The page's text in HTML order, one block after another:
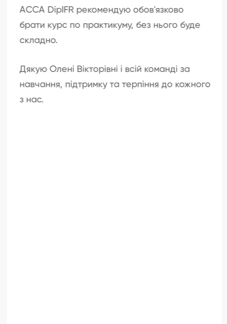
АССА DipIFR рекомендую обов'язково
брати курс по практикуму, без нього буде
складно.
Дякую Олені Вікторівні і всій команді за
навчання, підтримку та терпіння до кожного
з нас.